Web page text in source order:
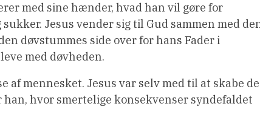
med sine hænder, hvad han vil gøre for
Jesus vender sig til Gud sammen med
døvstummes side over for hans Fader i
med døvheden.
af mennesket. Jesus var selv med til at skabe de
hvor smertelige konsekvenser syndefaldet